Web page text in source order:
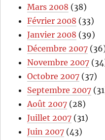
Mars 2008 (38)
Février 2008 (33)
Janvier 2008 (39)
Décembre 2007
Novembre 2007
Octobre 2007 (37)
Septembre 2007
Août 2007 (28)
Juillet 2007 (31)
Juin 2007 (43)